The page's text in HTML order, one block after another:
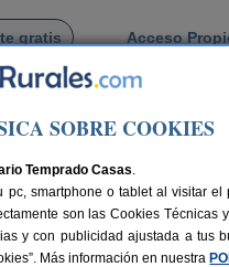
gratis Acceso
SOBRE COOKIES
Temprado Casas.
smartphone o tablet al visitar
son las Cookies
y con publicidad ajustada a tus
Más información en nuestra